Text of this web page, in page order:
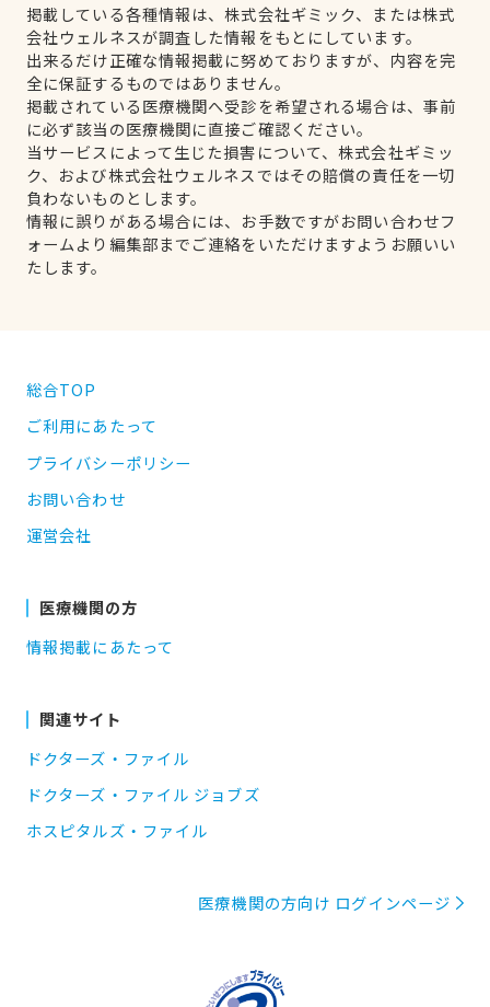
掲載している各種情報は、株式会社ギミック、または株式
会社ウェルネスが調査した情報をもとにしています。
出来るだけ正確な情報掲載に努めておりますが、内容を完
全に保証するものではありません。
掲載されている医療機関へ受診を希望される場合は、事前
に必ず該当の医療機関に直接ご確認ください。
当サービスによって生じた損害について、株式会社ギミッ
ク、および株式会社ウェルネスではその賠償の責任を一切
負わないものとします。
情報に誤りがある場合には、お手数ですがお問い合わせフ
ォームより編集部までご連絡をいただけますようお願いい
たします。
総合TOP
ご利用にあたって
プライバシーポリシー
お問い合わせ
運営会社
医療機関の方
情報掲載にあたって
関連サイト
ドクターズ・ファイル
ドクターズ・ファイル ジョブズ
ホスピタルズ・ファイル
医療機関の方向け ログインページ